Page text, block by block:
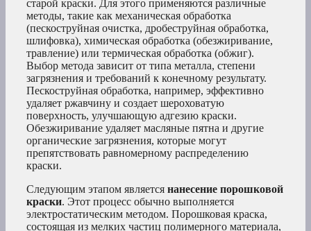
старой краски. Для этого применяются различные
методы, такие как механическая обработка
(пескоструйная очистка, дробеструйная обработка,
шлифовка), химическая обработка (обезжиривание,
травление) или термическая обработка (обжиг).
Выбор метода зависит от типа металла, степени
загрязнения и требований к конечному результату.
Пескоструйная обработка, например, эффективно
удаляет ржавчину и создает шероховатую
поверхность, улучшающую адгезию краски.
Обезжиривание удаляет масляные пятна и другие
органические загрязнения, которые могут
препятствовать равномерному распределению
краски.
Следующим этапом является нанесение порошковой
краски. Этот процесс обычно выполняется
электростатическим методом. Порошковая краска,
состоящая из мелких частиц полимерного материала,